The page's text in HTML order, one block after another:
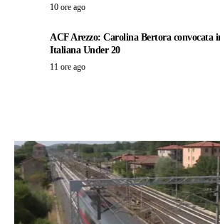
10 ore ago
ACF Arezzo: Carolina Bertora convocata
Italiana Under 20
11 ore ago